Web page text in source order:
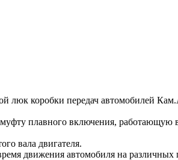
люк коробки передач автомобилей
плавного включения, работающую в
вала двигателя.
движения автомобиля на различных